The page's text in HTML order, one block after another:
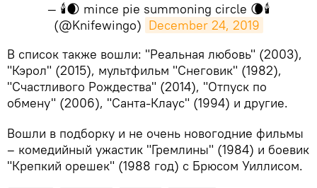
— 🕯️🌒 mince pie summoning circle 🌘🕯️
(@Knifewingo) December 24, 2019
В список также вошли: "Реальная любовь" (2003),
"Кэрол" (2015), мультфильм "Снеговик" (1982),
"Счастливого Рождества" (2014), "Отпуск по
обмену" (2006), "Санта-Клаус" (1994) и другие.
Вошли в подборку и не очень новогодние фильмы
– комедийный ужастик "Гремлины" (1984) и боевик
"Крепкий орешек" (1988 год) с Брюсом Уиллисом.